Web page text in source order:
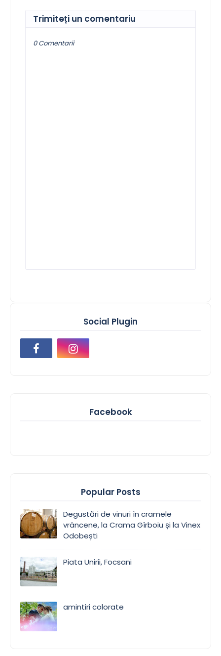
Trimiteți un comentariu
0 Comentarii
Social Plugin
Facebook
Popular Posts
Degustări de vinuri în cramele
vrâncene, la Crama Gîrboiu și la Vinex
Odobești
Piata Unirii, Focsani
amintiri colorate